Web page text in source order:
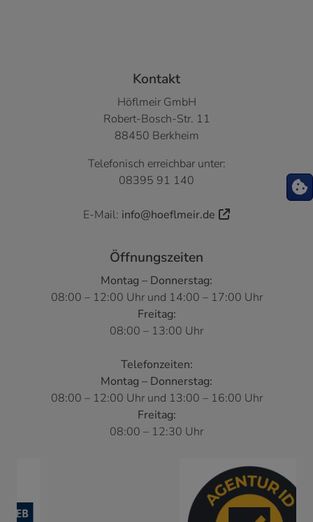
Footer - Kontaktdaten und Öffnungszeiten
Kontakt
Höflmeir GmbH
Robert-Bosch-Str. 11
88450 Berkheim
Telefonisch erreichbar unter:
08395 91 140
E-Mail: info@hoeflmeir.de
Öffnungszeiten
Montag – Donnerstag:
08:00 – 12:00 Uhr und 14:00 – 17:00 Uhr
Freitag:
08:00 – 13:00 Uhr
Telefonzeiten:
Montag – Donnerstag:
08:00 – 12:00 Uhr und 13:00 – 16:00 Uhr
Freitag:
08:00 – 12:30 Uhr